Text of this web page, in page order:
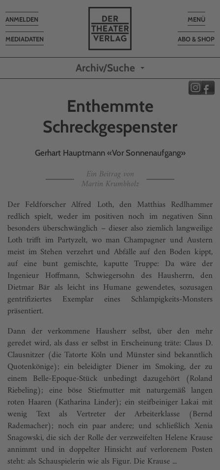
Toggle
MENÜ
ABO & SHOP
MEDIADATEN
Toggle
navigation
ANMELDEN
Archiv/Suche
Enthemmte
Schreckgespenster
Gerhart Hauptmann «Vor Sonnenaufgang»
Ein Beitrag von
Martin Krumbholz
Der Feldforscher Alfred Loth, den Matthias Redl­hammer
redlich spielt, weder im positiven noch im negativen Sinn
besonders überschwänglich – dieser also ziemlich langweilige
Loth trifft im Partyzelt, wo man Champagner und Austern
meist im Stehen verzehrt und Abfälle auf den Boden kippt,
auf eine bunt gemischte, kaputte Truppe: Da wäre der
Ingenieur Hoffmann, Schwiegersohn des Hausherrn, den
Dietmar Bär als leicht ins Humane gewendetes, sozusagen
gentrifiziertes Exemplar eines Schlampigkeits-Monsters
präsentiert.
Dann der verkommene Hausherr selbst, über den mehr
geredet wird, als dass er selbst in Erscheinung träte: Claus D.
Clausnitzer (die Tatorte Köln und Münster sind bekanntlich
Quotenkönige); ein beleidigter Diener im Smoking, der zu
einem Belle-Epoque-Stück unbedingt dazugehört (Roland
Riebeling); eine böse Stiefmutter mit naturgemäß langen
roten Haaren (Katharina Linder); ein steifbeiniger Lakai mit
wenig Text als Vertreter der Arbeiterklasse (Bernd
Rademacher); noch ein paar andere; und schließlich Xenia
Snagowski, die sich der Rolle der verzweifelten Helene Krause
annimmt und in doppelter Hinsicht auf verlorenem Posten
steht: als Schauspielerin wie als Figur. Die Krause ...